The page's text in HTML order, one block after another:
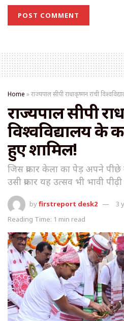
Home »राज्यपाल सीपी राधाकृष्णन रांची
राज्यपाल सीपी
विश्वविद्यालय के
हुए शामिल!
जिस प्रकार केला का पेड़ अपने पीछे
उसी प्रकार यह उत्सव भी भावी
byfirstreport desk2
3
Reading Time: 1 min read